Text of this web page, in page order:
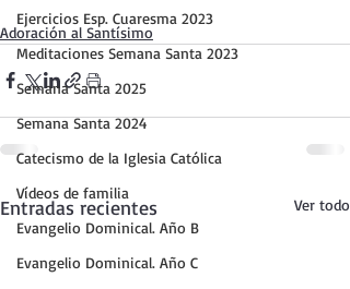
Ejercicios Esp. Cuaresma 2023
Meditaciones Semana Santa 2023
Semana Santa 2025
Semana Santa 2024
Catecismo de la Iglesia Católica
Vídeos de familia
Evangelio Dominical. Año B
Evangelio Dominical. Año C
Adoración al Santísimo
Entradas recientes Ver todo